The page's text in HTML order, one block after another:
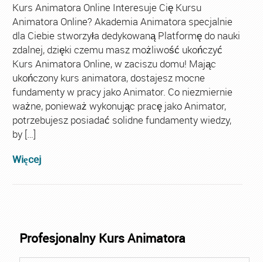
Kurs Animatora Online Interesuje Cię Kursu
Animatora Online? Akademia Animatora specjalnie
dla Ciebie stworzyła dedykowaną Platformę do nauki
zdalnej, dzięki czemu masz możliwość ukończyć
Kurs Animatora Online, w zaciszu domu! Mając
ukończony kurs animatora, dostajesz mocne
fundamenty w pracy jako Animator. Co niezmiernie
ważne, ponieważ wykonując pracę jako Animator,
potrzebujesz posiadać solidne fundamenty wiedzy,
by […]
Więcej
Profesjonalny Kurs Animatora